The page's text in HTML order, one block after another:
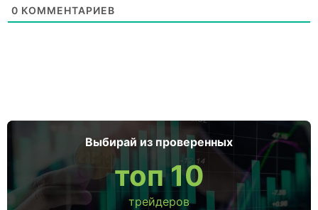
0 КОММЕНТАРИЕВ
Выбирай из проверенных
топ 10
трейдеров